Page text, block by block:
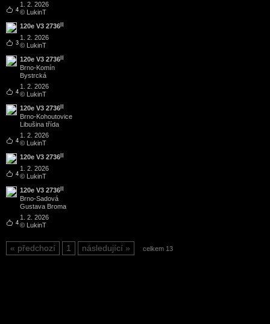
4
1. 2. 2026
© LukinT
3
120e V3 2736
1. 2. 2026
© LukinT
4
120e V3 2736
Brno-Komín
Bystrcká
1. 2. 2026
© LukinT
4
120e V3 2736
Brno-Kohoutovice
Libušina třída
1. 2. 2026
© LukinT
4
120e V3 2736
1. 2. 2026
© LukinT
4
120e V3 2736
Brno-Sadová
Gustava Broma
1. 2. 2026
© LukinT
předchozí 1 následující celkem 13